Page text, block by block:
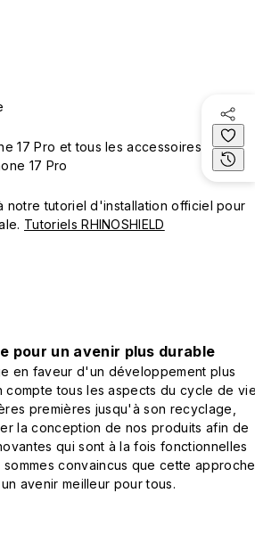
17 Pro et tous les accessoires
17 Pro
notre tutoriel d'installation officiel pour
Tutoriels RHINOSHIELD
pour un avenir plus durable
en faveur d'un développement plus
compte tous les aspects du cycle de
premières jusqu'à son recyclage,
la conception de nos produits afin de
qui sont à la fois fonctionnelles
convaincus que cette approche
avenir meilleur pour tous.